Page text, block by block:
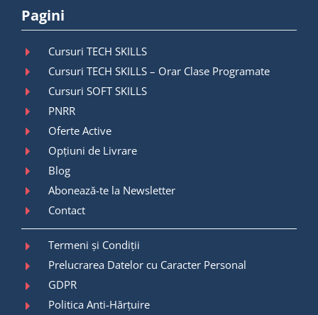
Pagini
Cursuri TECH SKILLS
Cursuri TECH SKILLS – Orar Clase Programate
Cursuri SOFT SKILLS
PNRR
Oferte Active
Opțiuni de Livrare
Blog
Abonează-te la Newsletter
Contact
Termeni și Condiții
Prelucrarea Datelor cu Caracter Personal
GDPR
Politica Anti-Hărțuire